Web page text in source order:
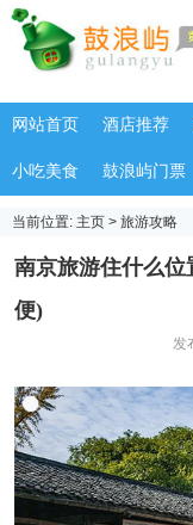
网站首页 酒店推荐
小吃美食 鼓浪屿门票
当前位置: 主页 > 旅游攻略
南京旅游住什么
便)
发